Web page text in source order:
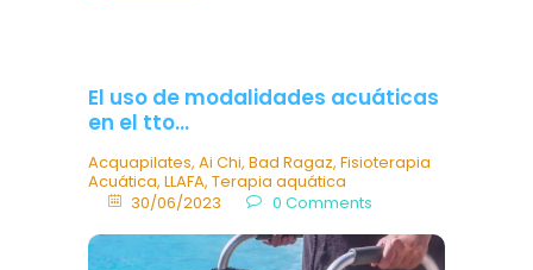
El uso de modalidades acuáticas
en el tto…
Acquapilates, Ai Chi, Bad Ragaz, Fisioterapia
Acuática, LLAFA, Terapia aquática
30/06/2023
0 Comments